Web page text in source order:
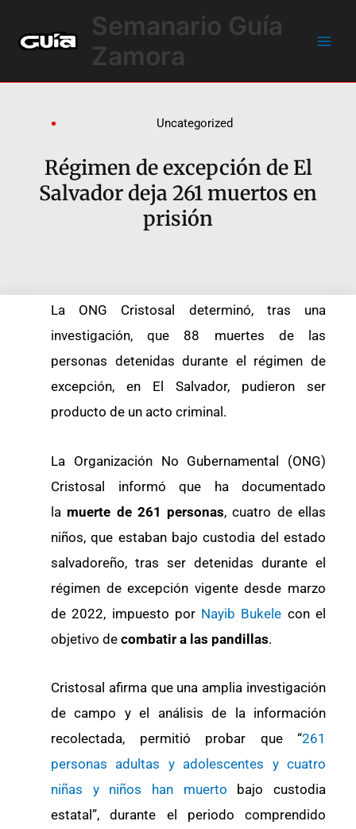
contenido
Semanario Guía
Zamora
Uncategorized
Régimen de excepción de El
Salvador deja 261 muertos en
prisión
La ONG Cristosal determinó, tras una
investigación, que 88 muertes de las
personas detenidas durante el régimen de
excepción, en El Salvador, pudieron ser
producto de un acto criminal.
La Organización No Gubernamental (ONG)
Cristosal informó que ha documentado
la muerte de 261 personas, cuatro de ellas
niños, que estaban bajo custodia del estado
salvadoreño, tras ser detenidas durante el
régimen de excepción vigente desde marzo
de 2022, impuesto por Nayib Bukele con el
objetivo de combatir a las pandillas.
Cristosal afirma que una amplia investigación
de campo y el análisis de la información
recolectada, permitió probar que “261
personas adultas y adolescentes y cuatro
niñas y niños han muerto bajo custodia
estatal”, durante el periodo comprendido